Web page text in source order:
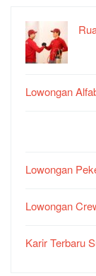
Lowongan
Lowongan
Lowongan
Karir Terbaru